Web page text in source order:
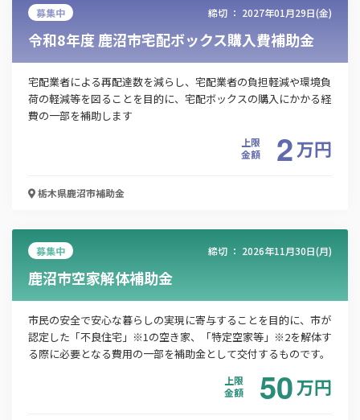
この補助金の情報をPDFダウンロード
乳児等通園支援事業（こども誰でも通園制度）
募集中 締切 ： 2027年01月29日(金)
令和8年度 鹿沼市宅配ボックス購入費補助金
宅配業者による再配達数を減らし、宅配業者の負担軽減や環境負
荷の軽減等を図ることを目的に、宅配ボックスの購入にかかる経
費の一部を補助します
上限
金額
2万円
栃木県鹿沼市補助金
募集中 締切 ： 2026年11月30日(月)
鹿沼市空家解体補助金
市民の安全で安心な暮らしの実現に寄与することを目的に、市が
認定した「不良住宅」※1の空き家、「特定空家等」※2を解体す
る際に必要となる費用の一部を補助金として交付するものです。
上限
金額
50万円